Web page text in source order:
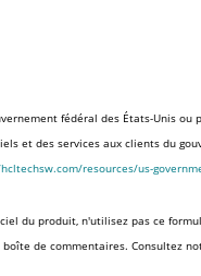
fédéral des États-Unis ou
et des services aux clients du
resources/us-
du produit, n'utilisez pas ce
de commentaires. Consultez